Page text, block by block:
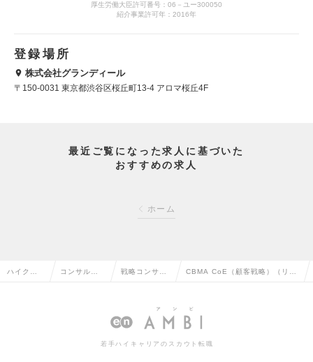
厚生労働大臣許可番号：06－ユー300050
紹介事業許可年：2016年
登録場所
株式会社グランディール
〒150-0031 東京都渋谷区桜丘町13-4 アロマ桜丘4F
最近ご覧になった求人に基づいた
おすすめの求人
ホーム
ハイクラス コンサルタ 戦略コンサル CBMA CoE（顧客戦略）（リー
若手ハイキャリアのスカウト転職